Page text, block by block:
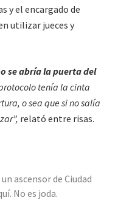
y el encargado de
utilizar jueces y
se abría la puerta del
tenía la cinta
o sea que si no salía
relató entre risas.
ascensor de Ciudad
No es joda.